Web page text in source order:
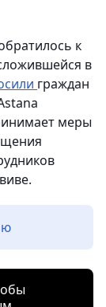
к
в
граждан
меры